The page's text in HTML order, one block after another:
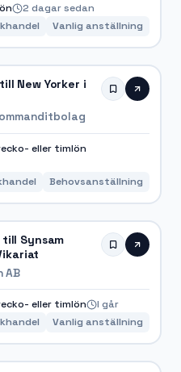
2 dagar sedan
Vanlig anställning
New Yorker i
eller timlön
Behovsanställning
Synsam
AB
eller timlön
I går
Vanlig anställning